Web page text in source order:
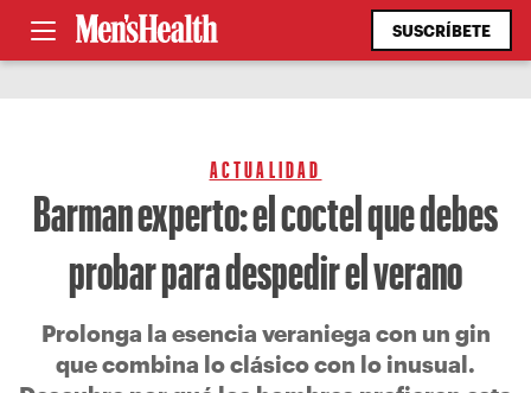
SUSCRÍBETE
ACTUALIDAD
Barman experto: el coctel que debes
probar para despedir el verano
Prolonga la esencia veraniega con un gin
que combina lo clásico con lo inusual.